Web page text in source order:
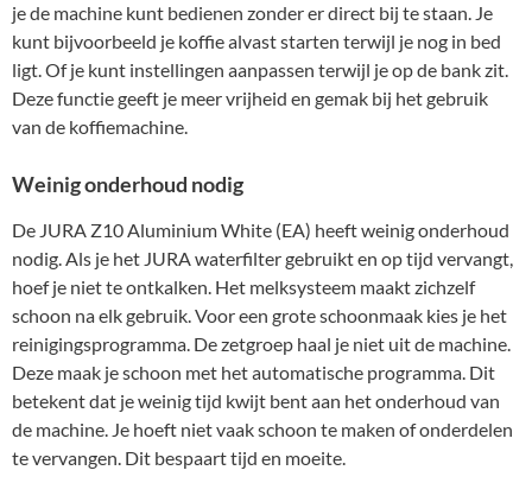
je de machine kunt bedienen zonder er direct bij te staan. Je
kunt bijvoorbeeld je koffie alvast starten terwijl je nog in bed
ligt. Of je kunt instellingen aanpassen terwijl je op de bank zit.
Deze functie geeft je meer vrijheid en gemak bij het gebruik
van de koffiemachine.
Weinig onderhoud nodig
De JURA Z10 Aluminium White (EA) heeft weinig onderhoud
nodig. Als je het JURA waterfilter gebruikt en op tijd vervangt,
hoef je niet te ontkalken. Het melksysteem maakt zichzelf
schoon na elk gebruik. Voor een grote schoonmaak kies je het
reinigingsprogramma. De zetgroep haal je niet uit de machine.
Deze maak je schoon met het automatische programma. Dit
betekent dat je weinig tijd kwijt bent aan het onderhoud van
de machine. Je hoeft niet vaak schoon te maken of onderdelen
te vervangen. Dit bespaart tijd en moeite.